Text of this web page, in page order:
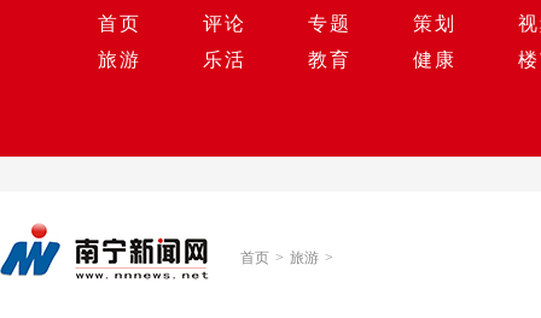
首页 评论 专题 策划
旅游
乐活 教育 健康
首页 > 旅游 >